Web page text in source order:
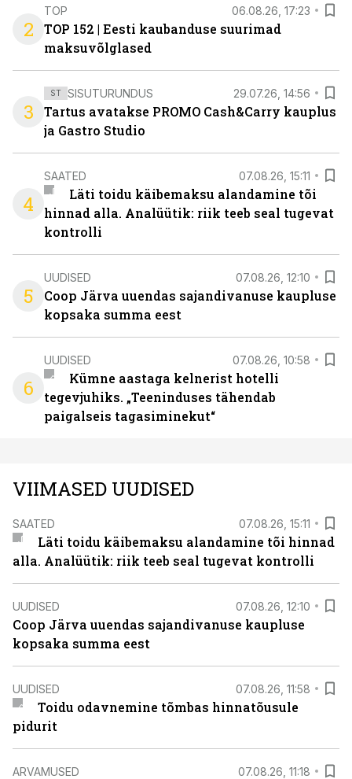
2
TOP 06.08.26, 17:23
TOP 152 | Eesti kaubanduse suurimad
maksuvõlglased
3
ST SISUTURUNDUS 29.07.26, 14:56
Tartus avatakse PROMO Cash&Carry kauplus
ja Gastro Studio
4
SAATED 07.08.26, 15:11
Läti toidu käibemaksu alandamine tõi
hinnad alla. Analüütik: riik teeb seal tugevat
kontrolli
5
UUDISED 07.08.26, 12:10
Coop Järva uuendas sajandivanuse kaupluse
kopsaka summa eest
6
UUDISED 07.08.26, 10:58
Kümne aastaga kelnerist hotelli
tegevjuhiks. „Teeninduses tähendab
paigalseis tagasiminekut“
VIIMASED UUDISED
SAATED 07.08.26, 15:11
Läti toidu käibemaksu alandamine tõi hinnad
alla. Analüütik: riik teeb seal tugevat kontrolli
UUDISED 07.08.26, 12:10
Coop Järva uuendas sajandivanuse kaupluse
kopsaka summa eest
UUDISED 07.08.26, 11:58
Toidu odavnemine tõmbas hinnatõusule
pidurit
ARVAMUSED 07.08.26, 11:18